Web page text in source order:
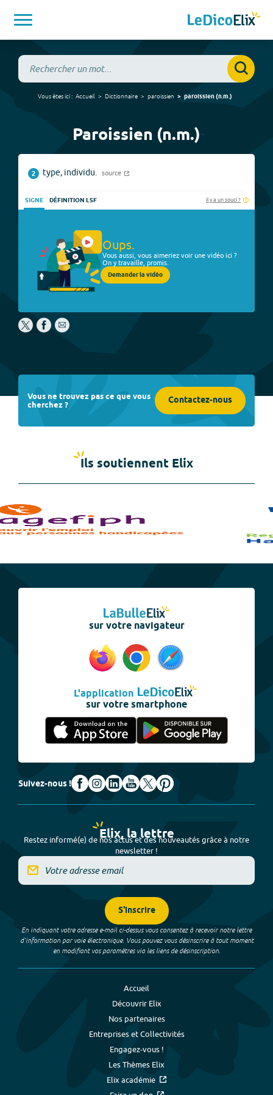
Vous êtes ici : Accueil Dictionnaire paroissien paroissien(n.m.)
Paroissien (n.m.)
2 type, individu. source
SIGNE DÉFINITION LSF Il y a un souci ?
Oups.
Vous aussi, vous aimeriez voir une vidéo ici ?
On y travaille, promis.
Demander la vidéo
Vous ne trouvez pas ce que vous
cherchez ? Contactez-nous
Ils soutiennent Elix
sur votre navigateur
L'application
sur votre smartphone
Suivez-nous !
Elix, la lettre
Restez informé(e) de nos actus et des nouveautés grâce à notre
newsletter !
S'inscrire
En indiquant votre adresse e-mail ci-dessus vous consentez à recevoir notre lettre
d’information par voie électronique. Vous pouvez vous désinscrire à tout moment
en modifiant vos paramètres via les liens de désinscription.
Accueil
Découvrir Elix
Nos partenaires
Entreprises et Collectivités
Engagez-vous !
Les Thèmes Elix
Elix académie